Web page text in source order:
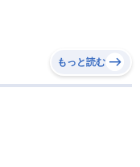
もっと読む